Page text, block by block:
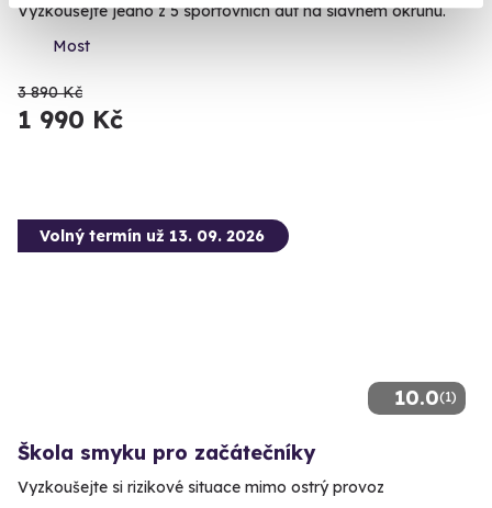
Vyzkoušejte jedno z 5 sportovních aut na slavném okruhu.
Most
3 890 Kč
1 990 Kč
10.0(1)
Volný termín už 13. 09. 2026
Škola smyku pro začátečníky
Vyzkoušejte si rizikové situace mimo ostrý provoz